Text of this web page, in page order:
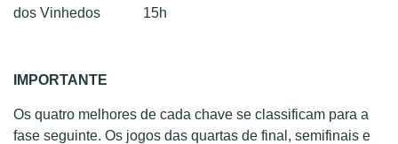
dos Vinhedos 15h
IMPORTANTE
Os quatro melhores de cada chave se classificam para a
fase seguinte. Os jogos das quartas de final, semifinais e